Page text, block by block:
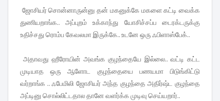
ஜோசியர் சொன்னாருன்னு தன் மகனுக்கே மகளை கட்டி வைக்க
துணியறாங்க.. அப்புறம் உக்காந்து யோசிச்சப்ப டைரக்டருக்கு
உதிச்சது ரொம்ப கேவலமா இருக்கே.. உடனே ஒரு ஃபிளாஸ்பேக்..
அதாவது ஹீரோயின் அவங்க குழந்தையே இல்லை.. வட்டி கட்ட
முடியாத ஒரு ஆளோட குழந்தையை பணயமா பிடுங்கிட்டு
வர்றாங்க .. ஃபேமிலி ஜோசியர் அந்த குழந்தை அதிர்ஷ்ட குழந்தை
அப்டினு சொல்லிட்டதால தானே வளர்க்க முடிவு செய்யறார்..